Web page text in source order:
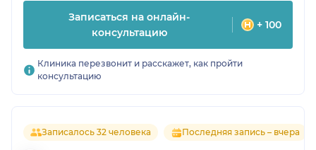
Записаться на онлайн-
консультацию
+ 100
Клиника перезвонит и расскажет, как пройти
консультацию
Записалось 32 человека Последняя запись – вчера